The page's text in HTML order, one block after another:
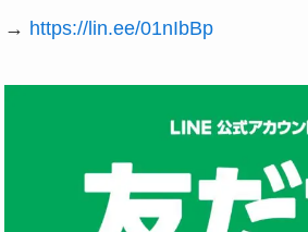
→ https://lin.ee/01nIbBp